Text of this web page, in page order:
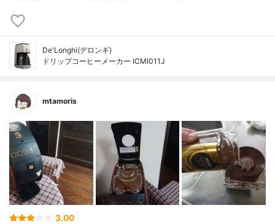
De'Longhi(デロンギ)
ドリップコーヒーメーカー ICMI011J
mtamoris
3.00